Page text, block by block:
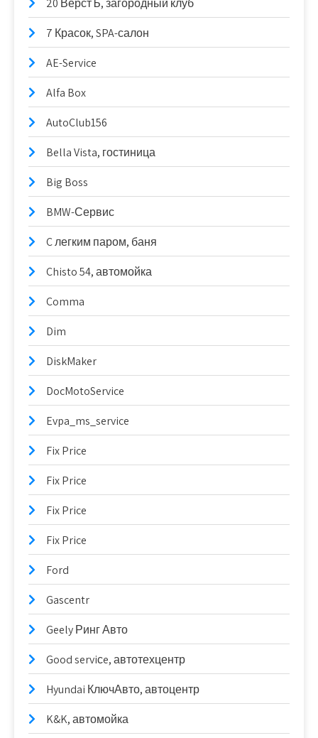
20 ВёрстЪ, загородный клуб
7 Красок, SPA-салон
AE-Service
Alfa Box
AutoClub156
Bella Vista, гостиница
Big Boss
BMW-Сервис
C легким паром, баня
Chisto 54, автомойка
Comma
Dim
DiskMaker
DocMotoService
Evpa_ms_service
Fix Price
Fix Price
Fix Price
Fix Price
Ford
Gascentr
Geely Ринг Авто
Good serviсe, автотехцентр
Hyundai КлючАвто, автоцентр
K&K, автомойка